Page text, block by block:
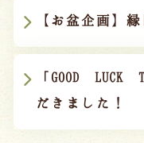
【お盆企画】
「GOOD
だきました！